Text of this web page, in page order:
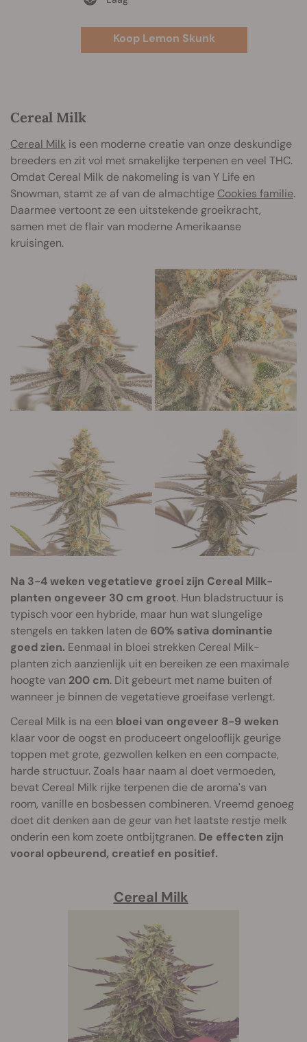
Koop Lemon Skunk
Cereal Milk
Cereal Milk is een moderne creatie van onze deskundige
breeders en zit vol met smakelijke terpenen en veel THC.
Omdat Cereal Milk de nakomeling is van Y Life en
Snowman, stamt ze af van de almachtige Cookies familie.
Daarmee vertoont ze een uitstekende groeikracht,
samen met de flair van moderne Amerikaanse
kruisingen.
Na 3-4 weken vegetatieve groei zijn Cereal Milk-
planten ongeveer 30 cm groot. Hun bladstructuur is
typisch voor een hybride, maar hun wat slungelige
stengels en takken laten de 60% sativa dominantie
goed zien. Eenmaal in bloei strekken Cereal Milk-
planten zich aanzienlijk uit en bereiken ze een maximale
hoogte van 200 cm. Dit gebeurt met name buiten of
wanneer je binnen de vegetatieve groeifase verlengt.
Cereal Milk is na een bloei van ongeveer 8-9 weken
klaar voor de oogst en produceert ongelooflijk geurige
toppen met grote, gezwollen kelken en een compacte,
harde structuur. Zoals haar naam al doet vermoeden,
bevat Cereal Milk rijke terpenen die de aroma's van
room, vanille en bosbessen combineren. Vreemd genoeg
doet dit denken aan de geur van het laatste restje melk
onderin een kom zoete ontbijtgranen. De effecten zijn
vooral opbeurend, creatief en positief.
Cereal Milk